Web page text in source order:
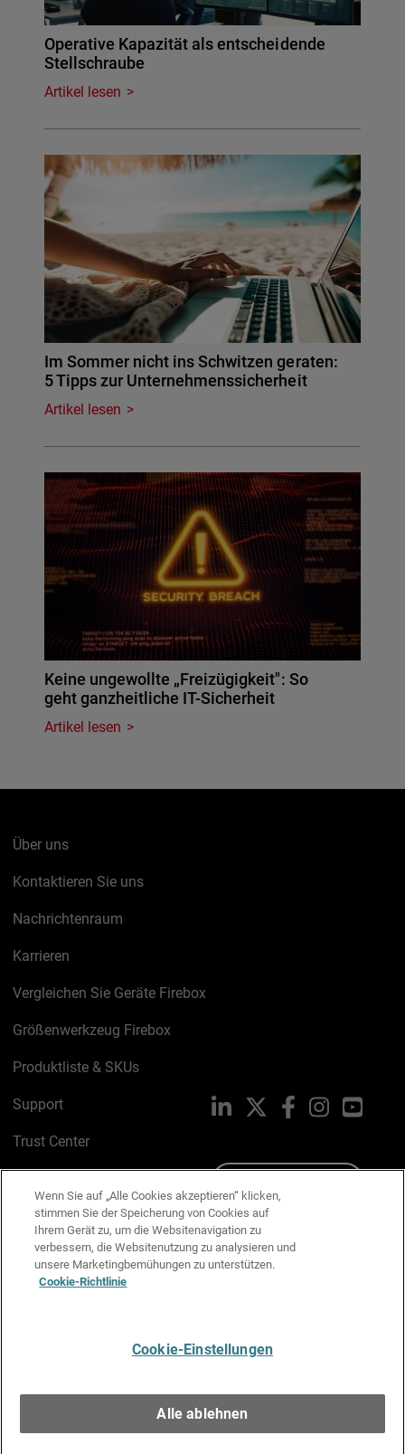
Operative Kapazität als entscheidende
Stellschraube
Artikel lesen
Im Sommer nicht ins Schwitzen geraten:
5 Tipps zur Unternehmenssicherheit
Artikel lesen
Keine ungewollte „Freizügigkeit": So
geht ganzheitliche IT-Sicherheit
Artikel lesen
Über uns
Kontaktieren Sie uns
Nachrichtenraum
Karrieren
Vergleichen Sie Geräte Firebox
Größenwerkzeug Firebox
Produktliste & SKUs
Support
Trust Center
Cookie-Richtlinie
Datenschutzrichtlinie
Media & Brand Kit
LinkedIn FacebookInstagram
Wenn Sie auf „Alle Cookies akzeptieren“ klicken,
stimmen Sie der Speicherung von Cookies auf
Ihrem Gerät zu, um die Websitenavigation zu
verbessern, die Websitenutzung zu analysieren und
unsere Marketingbemühungen zu unterstützen.
Cookie-Richtlinie
Cookie-Einstellungen
Alle ablehnen